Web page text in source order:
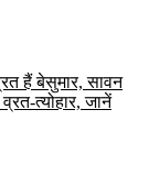
हैं बेसुमार, सावन
त्योहार, जानें